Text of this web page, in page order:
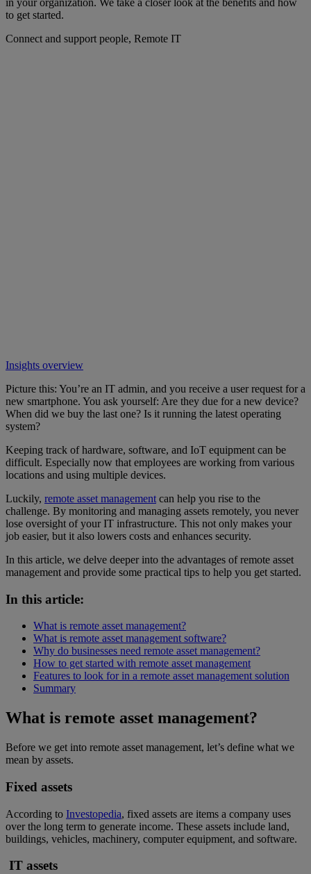
in your organization. We take a closer look at the benefits and how
to get started.
Connect and support people, Remote IT
Insights overview
Picture this: You’re an IT admin, and you receive a user request for a
new smartphone. You ask yourself: Are they due for a new device?
When did we buy the last one? Is it running the latest operating
system?
Keeping track of hardware, software, and IoT equipment can be
difficult. Especially now that employees are working from various
locations and using multiple devices.
Luckily, remote asset management can help you rise to the
challenge. By monitoring and managing assets remotely, you never
lose oversight of your IT infrastructure. This not only makes your
job easier, but it also lowers costs and enhances security.
In this article, we delve deeper into the advantages of remote asset
management and provide some practical tips to help you get started.
In this article:
What is remote asset management?
What is remote asset management software?
Why do businesses need remote asset management?
How to get started with remote asset management
Features to look for in a remote asset management solution
Summary
What is remote asset management?
Before we get into remote asset management, let’s define what we
mean by assets.
Fixed assets
According to Investopedia, fixed assets are items a company uses
over the long term to generate income. These assets include land,
buildings, vehicles, machinery, computer equipment, and software.
IT assets